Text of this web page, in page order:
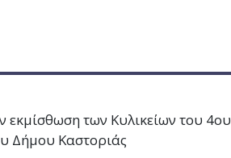
εκμίσθωση των Κυλικείων του 4ου
Δήμου Καστοριάς